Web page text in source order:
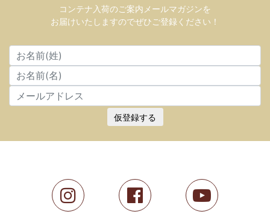
コンテナ入荷のご案内メールマガジンを
お届けいたしますのでぜひご登録ください！
仮登録する